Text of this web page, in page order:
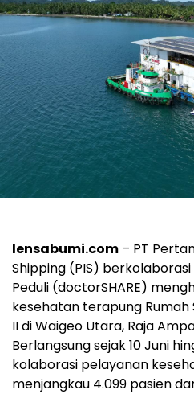
lensabumi.com – PT
Shipping (PIS)
Peduli (doctorSHARE)
kesehatan terapung Rumah
II di Waigeo Utara, Raja
Berlangsung sejak 10 Juni
kolaborasi pelayanan
menjangkau 4.099 pasien